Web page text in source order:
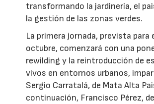
transformando la jardinería, el
la gestión de las zonas verdes.
La primera jornada, prevista para
octubre, comenzará con una
rewilding y la reintroducción de
vivos en entornos urbanos,
Sergio Carratalá, de Mata Alta
continuación, Francisco Pérez, de